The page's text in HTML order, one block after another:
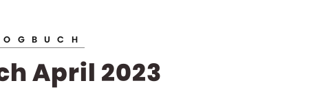
April 2023